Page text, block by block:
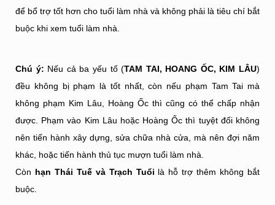
để bổ trợ tốt hơn cho tuổi làm nhà và không phải là tiêu chí bắt
buộc khi xem tuổi làm nhà.
Chú ý: Nếu cả ba yếu tố (TAM TAI, HOANG ỐC, KIM LÂU)
đều không bị phạm là tốt nhất, còn nếu phạm Tam Tai mà
không phạm Kim Lâu, Hoàng Ốc thì cũng có thể chấp nhận
được. Phạm vào Kim Lâu hoặc Hoàng Ốc thì tuyệt đối không
nên tiến hành xây dựng, sửa chữa nhà cửa, mà nên đợi năm
khác, hoặc tiến hành thủ tục mượn tuổi làm nhà.
Còn hạn Thái Tuế và Trạch Tuổi là hỗ trợ thêm không bắt
buộc.